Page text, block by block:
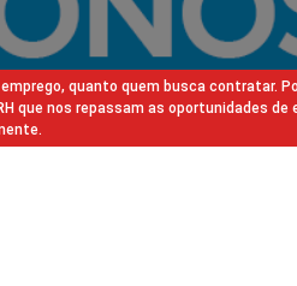
quanto quem busca contratar.
nos repassam as oportunidades